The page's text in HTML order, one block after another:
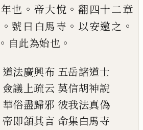
也 。 帝大悅 。翻四十二章
。號曰白馬寺 。 以安邀之 。
。 自此為始也 。
道法廣興布 五岳諸道士
僉議上疏云 莫信胡神說
華俗盡歸邪 彼我法真偽
帝即頷其言 命集白馬寺